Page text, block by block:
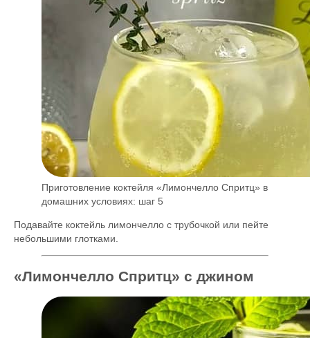
Приготовление коктейля «Лимончелло Спритц» в
домашних условиях: шаг 5
Подавайте коктейль лимончелло с трубочкой или пейте
небольшими глотками.
«Лимончелло Спритц» с джином